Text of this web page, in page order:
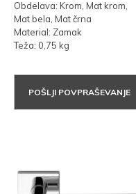
Obdelava: Krom, Mat krom,
Mat bela, Mat črna
Material: Zamak
Teža: 0,75 kg
POŠLJI POVPRAŠEVANJE